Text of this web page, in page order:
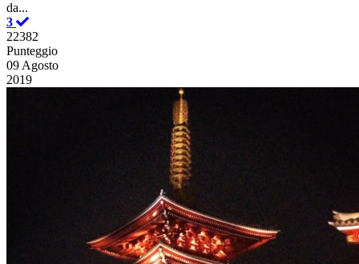
da...
3
22382
Punteggio
09 Agosto
2019